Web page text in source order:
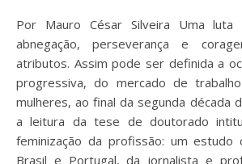
Por Mauro César Silveira Uma luta árdua, que exige
abnegação, perseverança e
atributos. Assim pode ser definida a
progressiva, do mercado de
mulheres, ao final da segunda década
a leitura da tese de doutorado
feminização da profissão: um estudo
Brasil e Portugal, da jornalista e